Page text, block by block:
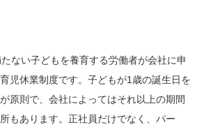
ない子どもを養育する労働者が会社に申
児休業制度です。子どもが1歳の誕生日を
原則で、会社によってはそれ以上の期間
もあります。正社員だけでなく、パー